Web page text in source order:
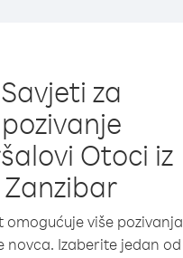
Savjeti za
pozivanje
Otoci iz
Zanzibar
omogućuje više pozivanja
novca. Izaberite jedan od